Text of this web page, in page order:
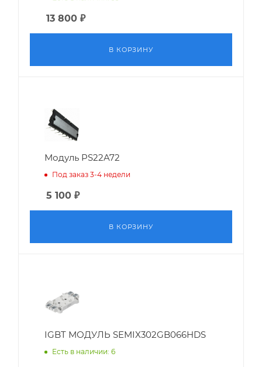
13 800 ₽
В КОРЗИНУ
Модуль PS22A72
Под заказ 3-4 недели
5 100 ₽
В КОРЗИНУ
IGBT МОДУЛЬ SEMIX302GB066HDS
Есть в наличии: 6